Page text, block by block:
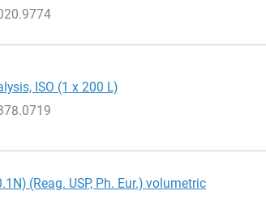
ISO (1 x 200 L)
(Reag. USP, Ph. Eur.) volumetric